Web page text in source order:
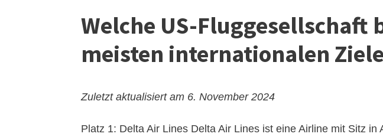
Welche US-Fluggesellschaft
meisten internationalen
Zuletzt aktualisiert am 6. November 2024
Platz 1: Delta Air Lines Delta Air Lines ist eine Airline mit Sitz in